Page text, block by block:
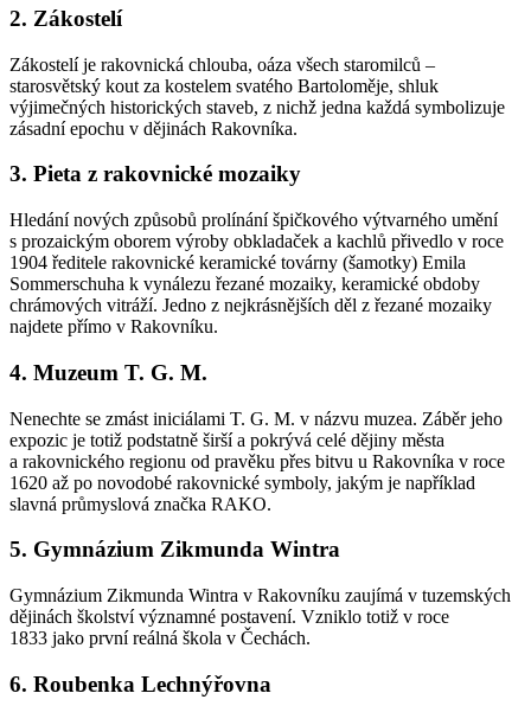
2. Zákostelí
Zákostelí je rakovnická chlouba, oáza všech staromilců –
starosvětský kout za kostelem svatého Bartoloměje, shluk
výjimečných historických staveb, z nichž jedna každá symbolizuje
zásadní epochu v dějinách Rakovníka.
3. Pieta z rakovnické mozaiky
Hledání nových způsobů prolínání špičkového výtvarného umění
s prozaickým oborem výroby obkladaček a kachlů přivedlo v roce
1904 ředitele rakovnické keramické továrny (šamotky) Emila
Sommerschuha k vynálezu řezané mozaiky, keramické obdoby
chrámových vitráží. Jedno z nejkrásnějších děl z řezané mozaiky
najdete přímo v Rakovníku.
4. Muzeum T. G. M.
Nenechte se zmást iniciálami T. G. M. v názvu muzea. Záběr jeho
expozic je totiž podstatně širší a pokrývá celé dějiny města
a rakovnického regionu od pravěku přes bitvu u Rakovníka v roce
1620 až po novodobé rakovnické symboly, jakým je například
slavná průmyslová značka RAKO.
5. Gymnázium Zikmunda Wintra
Gymnázium Zikmunda Wintra v Rakovníku zaujímá v tuzemských
dějinách školství významné postavení. Vzniklo totiž v roce
1833 jako první reálná škola v Čechách.
6. Roubenka Lechnýřovna